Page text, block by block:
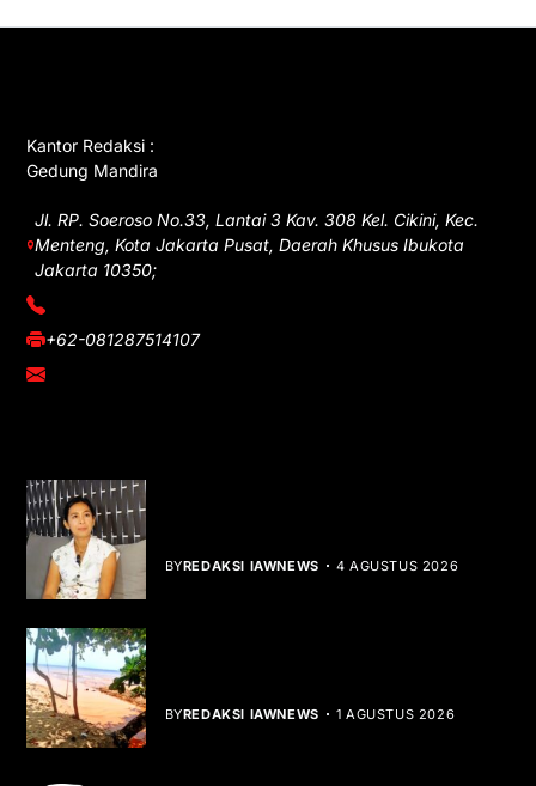
Kantor Redaksi :
Gedung Mandira
Jl. RP. Soeroso No.33, Lantai 3 Kav. 308 Kel. Cikini, Kec.
Menteng, Kota Jakarta Pusat, Daerah Khusus Ibukota
Jakarta 10350;
(021) 3908026
+62-081287514107
adm@iawnews.com
BYREDAKSI IAWNEWS 4 AGUSTUS 2026
BYREDAKSI IAWNEWS 1 AGUSTUS 2026